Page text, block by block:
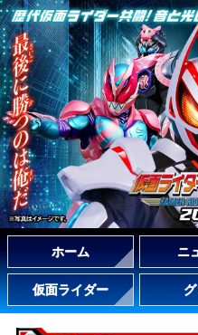
ホーム ニ
仮面ライダー